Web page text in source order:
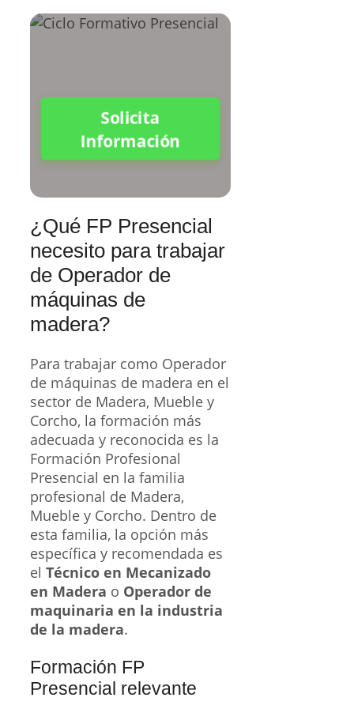
Solicita
Información
¿Qué FP Presencial
necesito para trabajar
de Operador de
máquinas de
madera?
Para trabajar como Operador
de máquinas de madera en el
sector de Madera, Mueble y
Corcho, la formación más
adecuada y reconocida es la
Formación Profesional
Presencial en la familia
profesional de Madera,
Mueble y Corcho. Dentro de
esta familia, la opción más
específica y recomendada es
el Técnico en Mecanizado
en Madera o Operador de
maquinaria en la industria
de la madera.
Formación FP
Presencial relevante